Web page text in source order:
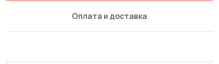
Оплата и доставка